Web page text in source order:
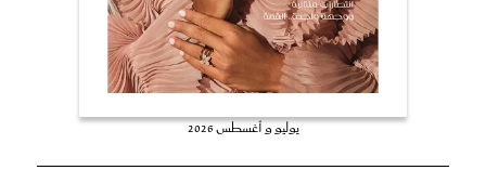
يوليو و أغسطس 2026